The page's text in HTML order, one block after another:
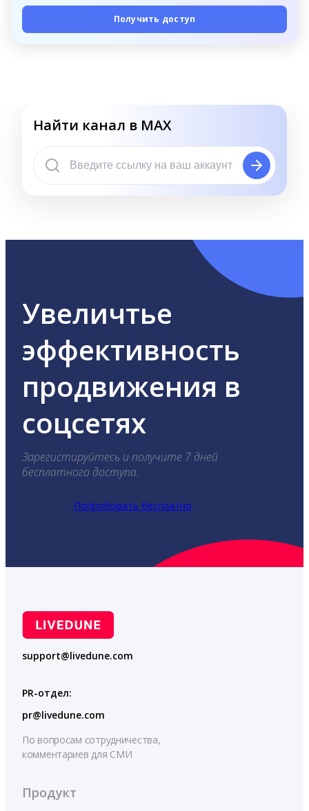
Получить доступ
Найти канал в MAX
Увеличтье
эффективность
продвижения в
соцсетях
Зарегистируйтесь и получите 7 дней
бесплатного доступа.
Попробовать бесплатно
support@livedune.com
PR-отдел:
pr@livedune.com
По вопросам сотрудничества,
комментариев для СМИ
Продукт